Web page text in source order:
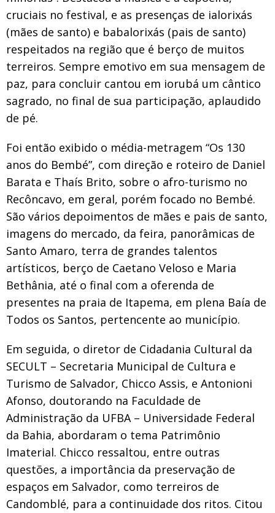
cruciais no festival, e as presenças de ialorixás
(mães de santo) e babalorixás (pais de santo)
respeitados na região que é berço de muitos
terreiros. Sempre emotivo em sua mensagem de
paz, para concluir cantou em iorubá um cântico
sagrado, no final de sua participação, aplaudido
de pé.
Foi então exibido o média-metragem “Os 130
anos do Bembé”, com direção e roteiro de Daniel
Barata e Thaís Brito, sobre o afro-turismo no
Recôncavo, em geral, porém focado no Bembé.
São vários depoimentos de mães e pais de santo,
imagens do mercado, da feira, panorâmicas de
Santo Amaro, terra de grandes talentos
artísticos, berço de Caetano Veloso e Maria
Bethânia, até o final com a oferenda de
presentes na praia de Itapema, em plena Baía de
Todos os Santos, pertencente ao município.
Em seguida, o diretor de Cidadania Cultural da
SECULT – Secretaria Municipal de Cultura e
Turismo de Salvador, Chicco Assis, e Antonioni
Afonso, doutorando na Faculdade de
Administração da UFBA – Universidade Federal
da Bahia, abordaram o tema Patrimônio
Imaterial. Chicco ressaltou, entre outras
questões, a importância da preservação de
espaços em Salvador, como terreiros de
Candomblé, para a continuidade dos ritos. Citou